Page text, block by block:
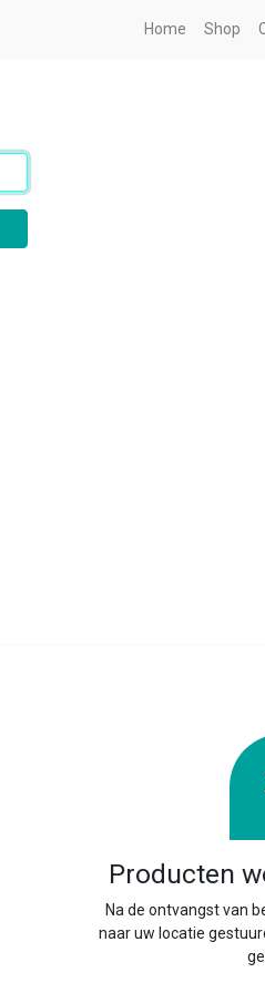
Home Shop
Producten
Na de ontvangst van
naar uw locatie